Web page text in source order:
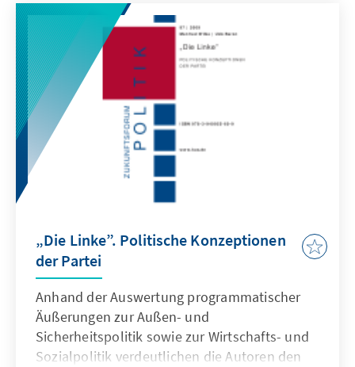
sondern auch auf den
außerparlamentarischen Bündnisstrukturen
der als linksextremistisch eingestuften DKP.
Band 94 der Reihe „Zukunftsforum Politik“
behandelt die jüngere politische Entwicklung
und Band 97 deren politische Konzeption.
„Die Linke”. Politische Konzeptionen
der Partei
Anhand der Auswertung programmatischer
Äußerungen zur Außen- und
Sicherheitspolitik sowie zur Wirtschafts- und
Sozialpolitik verdeutlichen die Autoren den